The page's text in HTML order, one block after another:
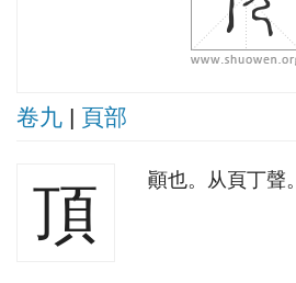
卷九 | 頁部
頂 顚也。从頁丁聲。